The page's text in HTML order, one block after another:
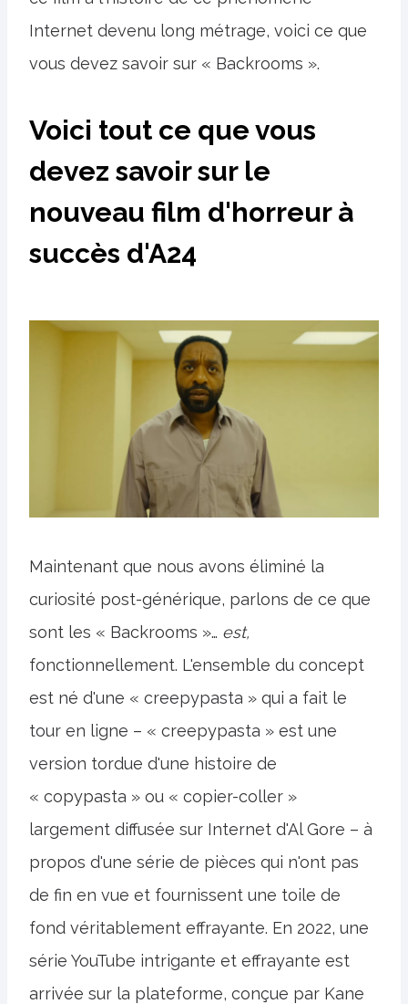
Internet devenu long métrage, voici ce que
vous devez savoir sur « Backrooms ».
Voici tout ce que vous
devez savoir sur le
nouveau film d'horreur à
succès d'A24
Maintenant que nous avons éliminé la
curiosité post-générique, parlons de ce que
sont les « Backrooms »… est,
fonctionnellement. L'ensemble du concept
est né d'une « creepypasta » qui a fait le
tour en ligne – « creepypasta » est une
version tordue d'une histoire de
« copypasta » ou « copier-coller »
largement diffusée sur Internet d'Al Gore – à
propos d'une série de pièces qui n'ont pas
de fin en vue et fournissent une toile de
fond véritablement effrayante. En 2022, une
série YouTube intrigante et effrayante est
arrivée sur la plateforme, conçue par Kane